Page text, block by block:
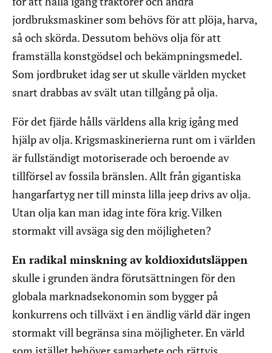
jordbruksmaskiner som behövs för att plöja, harva,
så och skörda. Dessutom behövs olja för att
framställa konstgödsel och bekämpningsmedel.
Som jordbruket idag ser ut skulle världen mycket
snart drabbas av svält utan tillgång på olja.
För det fjärde hålls världens alla krig igång med
hjälp av olja. Krigsmaskinerierna runt om i världen
är fullständigt motoriserade och beroende av
tillförsel av fossila bränslen. Allt från gigantiska
hangarfartyg ner till minsta lilla jeep drivs av olja.
Utan olja kan man idag inte föra krig. Vilken
stormakt vill avsäga sig den möjligheten?
En radikal minskning av koldioxidutsläppen
skulle i grunden ändra förutsättningen för den
globala marknadsekonomin som bygger på
konkurrens och tillväxt i en ändlig värld där ingen
stormakt vill begränsa sina möjligheter. En värld